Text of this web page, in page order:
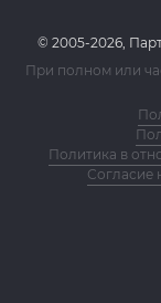
© 2005-2026,
При полном или
Политика в
Согласие